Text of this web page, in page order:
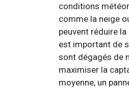
conditions
comme la neige
peuvent réduire
est important de
sont dégagés de
maximiser la
moyenne, un